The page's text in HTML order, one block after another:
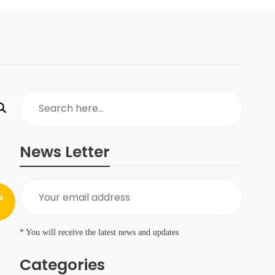
News Letter
* You will receive the latest news and updates
Categories